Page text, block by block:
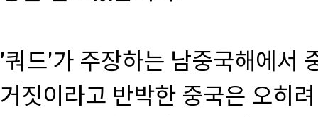
'쿼드'가 주장하는 남중국해에서
거짓이라고 반박한 중국은 오히